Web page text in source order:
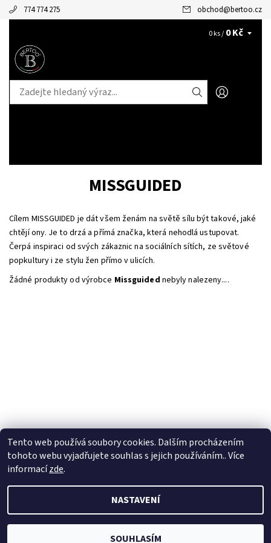
774 774 275 obchod@bertoo.cz
0 ks / 0 Kč
MISSGUIDED
Cílem MISSGUIDED je dát všem ženám na světě sílu být takové, jaké
chtějí ony. Je to drzá a přímá značka, která nehodlá ustupovat.
Čerpá inspiraci od svých zákaznic na sociálních sítích, ze světové
popkultury i ze stylu žen přímo v ulicích.
Žádné produkty od výrobce Missguided nebyly nalezeny....
nastavení cookies
Vytvořil Shoptet
Tento web používá soubory cookies. Dalším procházením
tohoto webu vyjadřujete souhlas s jejich používáním.. Více
informacízde.
NASTAVENÍ
SOUHLASÍM